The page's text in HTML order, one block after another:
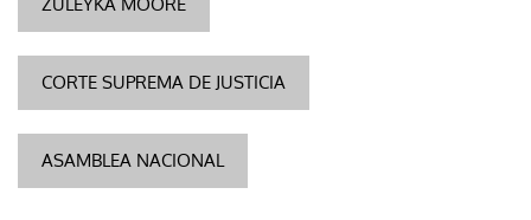
CORTE SUPREMA DE JUSTICIA
ASAMBLEA NACIONAL